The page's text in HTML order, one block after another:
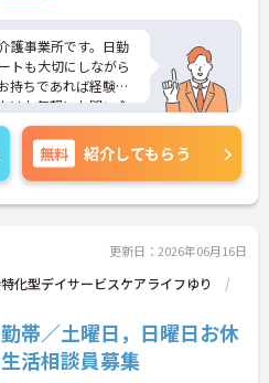
護事業所です。日勤
トも大切にしながら
持ちであれば経験は
はお気軽にお問い合
無料 紹介してもらう
更新日：2026年06月16日
化型デイサービスケアライフゆり
帯／土曜日，日曜日お休
活相談員募集